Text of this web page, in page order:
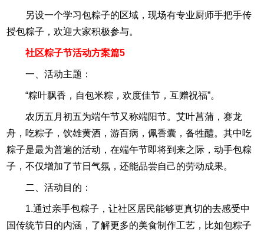
另设一个学习包粽子的区域，现场有专业厨师手把手传
授包粽子，欢迎大家积极参与。
社区粽子节活动方案篇5
一、活动主题：
“粽叶飘香，自包米粽，欢度佳节，互赠祝福”。
农历五月初五为端午节又称端阳节。艾叶菖蒲，赛龙
舟，吃粽子，饮雄黄酒，游百病，佩香囊，备牲醴。其中吃
粽子是最为普遍的活动，在端午节即将到来之际，动手包粽
子，不仅增加了节日气氛，还能品尝自己的劳动成果。
二、活动目的：
1.通过亲手包粽子，让社区居民能够更真切的去感受中
国传统节日的内涵，了解更多的美食制作工艺，比如包粽子